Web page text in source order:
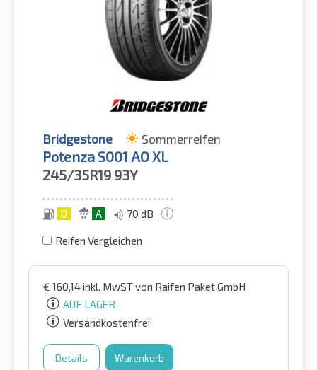
Bridgestone Sommerreifen
Potenza S001 AO XL
245/35R19 93Y
D A 70 dB
Reifen Vergleichen
€ 160,14inkl. MwSTvon Raifen Paket GmbH
AUF LAGER
Versandkostenfrei
Details Warenkorb